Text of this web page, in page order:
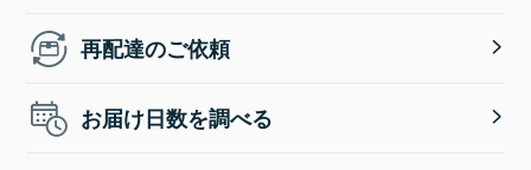
再配達のご依頼
お届け日数を調べる